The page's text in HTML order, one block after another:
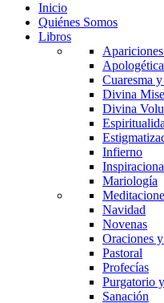
Inicio
Quiénes Somos
Libros
Apologética
Cuaresma
Divina
Divina
Infierno
Mariología
Navidad
Novenas
Oraciones
Pastoral
Profecías
Purgatorio
Sanación